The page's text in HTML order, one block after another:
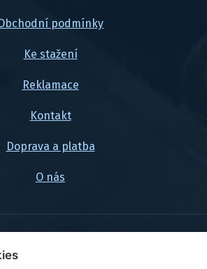
podmínky
Ke stažení
Reklamace
Kontakt
Doprava a platba
O nás
FlexaMi Auto s.r.o.